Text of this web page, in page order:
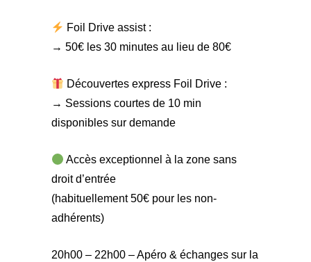
Foil Drive assist :
→ 50€ les 30 minutes au lieu de 80€
Découvertes express Foil Drive :
→ Sessions courtes de 10 min
disponibles sur demande
Accès exceptionnel à la zone sans
droit d’entrée
(habituellement 50€ pour les non-
adhérents)
20h00 – 22h00 – Apéro & échanges sur la